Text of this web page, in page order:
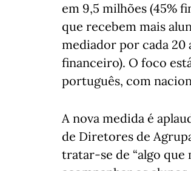
em 9,5 milhões (45%
que recebem mais
mediador por cada
financeiro). O foco
português, com
A nova medida é
de Diretores de
tratar-se de “algo que